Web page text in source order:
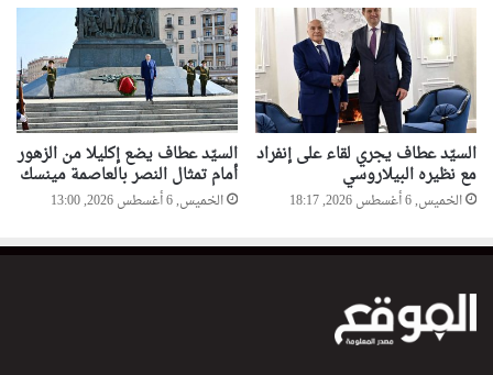
السيّد عطاف يجري لقاء على إنفراد
مع نظيره البيلاروسي
الخميس, 6 أغسطس 2026, 18:17
السيّد عطاف يضع إكليلا من الزهور
أمام تمثال النصر بالعاصمة مينسك
الخميس, 6 أغسطس 2026, 13:00